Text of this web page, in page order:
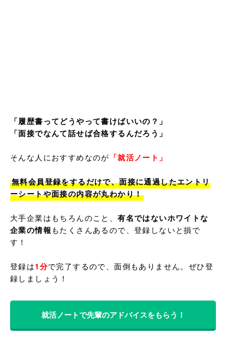
「履歴書ってどうやって書けばいいの？」
「面接でなんて話せば合格するんだろう」
そんな人におすすめなのが 「就活ノート」
無料会員登録をするだけで、面接に通過したエントリ
ーシートや面接の内容が丸わかり！
大手企業はもちろんのこと、有名ではないホワイトな
企業の情報もたくさんあるので、登録しないと損で
す！
登録は1分で完了するので、面倒もありません。ぜひ登
就活ノートで先輩のアドバイスをもらう！